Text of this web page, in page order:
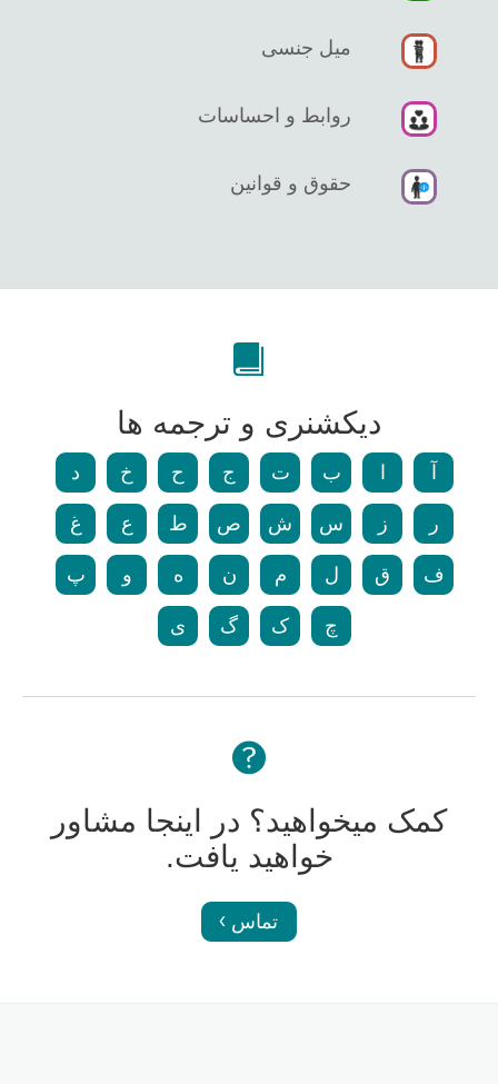
میل جنسی
روابط و احساسات
حقوق و قوانین
دیکشنری و ترجمه ها
آ ا ب ت ج ح خ د
ر ز س ش ص ط ع غ
ف ق ل م ن ه و پ
چ ک گ ی
کمک میخواهید؟ در اینجا مشاور
خواهید یافت.
تماس